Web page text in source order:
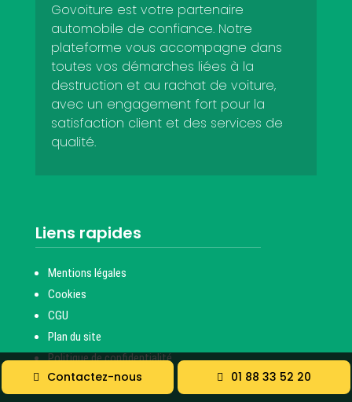
Govoiture est votre partenaire
automobile de confiance. Notre
plateforme vous accompagne dans
toutes vos démarches liées à la
destruction et au rachat de voiture,
avec un engagement fort pour la
satisfaction client et des services de
qualité.
Liens rapides
Mentions légales
Cookies
CGU
Plan du site
Politique de confidentialité
Contactez-nous 01 88 33 52 20